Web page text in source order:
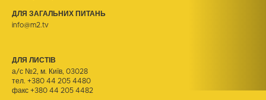
ДЛЯ ЗАГАЛЬНИХ ПИТАНЬ
info@m2.tv
ДЛЯ ЛИСТІВ
а/с №2, м. Київ, 03028
тел. +380 44 205 4480
факс +380 44 205 4482